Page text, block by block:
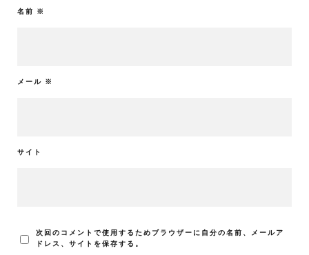
名前 ※
メール ※
サイト
次回のコメントで使用するためブラウザーに自分の名前、メールア
ドレス、サイトを保存する。